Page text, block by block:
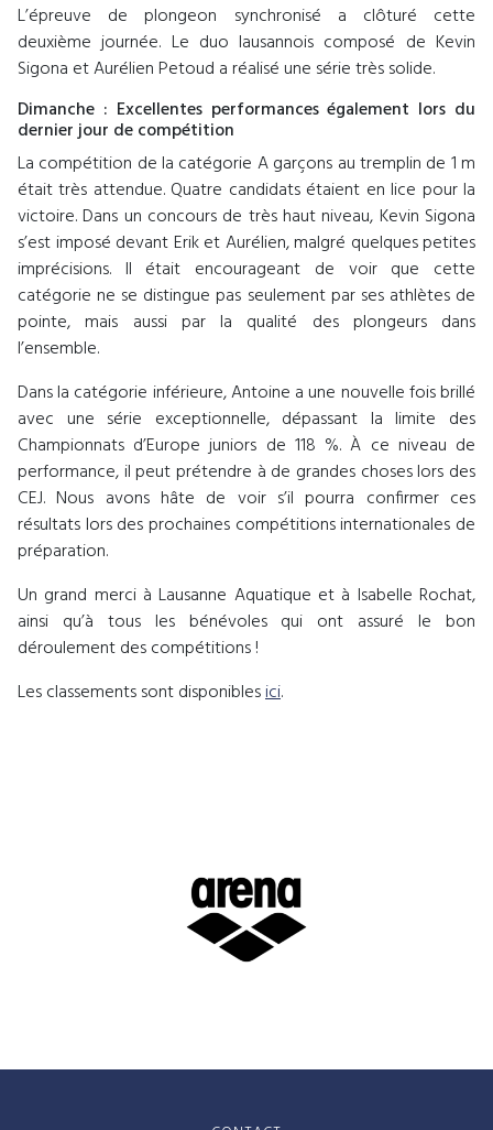
L’épreuve de plongeon synchronisé a clôturé cette
deuxième journée. Le duo lausannois composé de Kevin
Sigona et Aurélien Petoud a réalisé une série très solide.
Dimanche : Excellentes performances également lors du
dernier jour de compétition
La compétition de la catégorie A garçons au tremplin de 1 m
était très attendue. Quatre candidats étaient en lice pour la
victoire. Dans un concours de très haut niveau, Kevin Sigona
s’est imposé devant Erik et Aurélien, malgré quelques petites
imprécisions. Il était encourageant de voir que cette
catégorie ne se distingue pas seulement par ses athlètes de
pointe, mais aussi par la qualité des plongeurs dans
l’ensemble.
Dans la catégorie inférieure, Antoine a une nouvelle fois brillé
avec une série exceptionnelle, dépassant la limite des
Championnats d’Europe juniors de 118 %. À ce niveau de
performance, il peut prétendre à de grandes choses lors des
CEJ. Nous avons hâte de voir s’il pourra confirmer ces
résultats lors des prochaines compétitions internationales de
préparation.
Un grand merci à Lausanne Aquatique et à Isabelle Rochat,
ainsi qu’à tous les bénévoles qui ont assuré le bon
déroulement des compétitions !
Les classements sont disponiblesici.